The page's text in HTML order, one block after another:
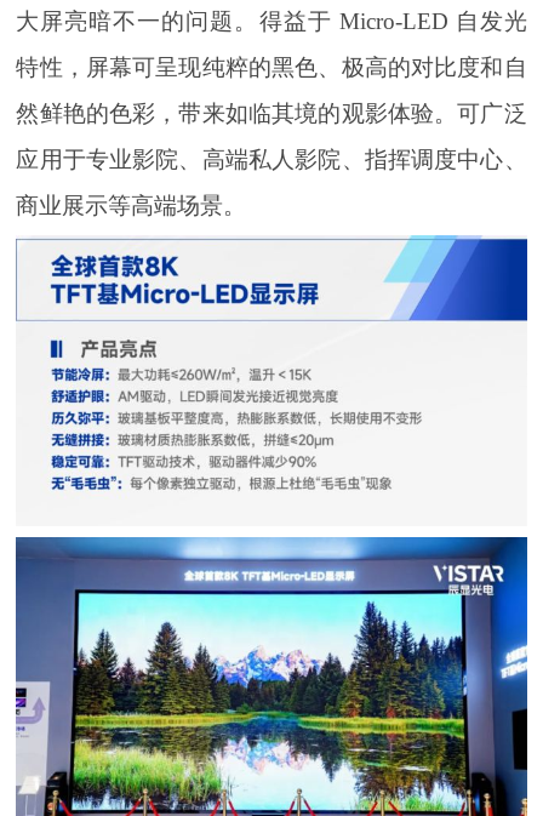
大屏亮暗不一的问题。得益于 Micro-LED 自发光
特性，屏幕可呈现纯粹的黑色、极高的对比度和自
然鲜艳的色彩，带来如临其境的观影体验。可广泛
应用于专业影院、高端私人影院、指挥调度中心、
商业展示等高端场景。